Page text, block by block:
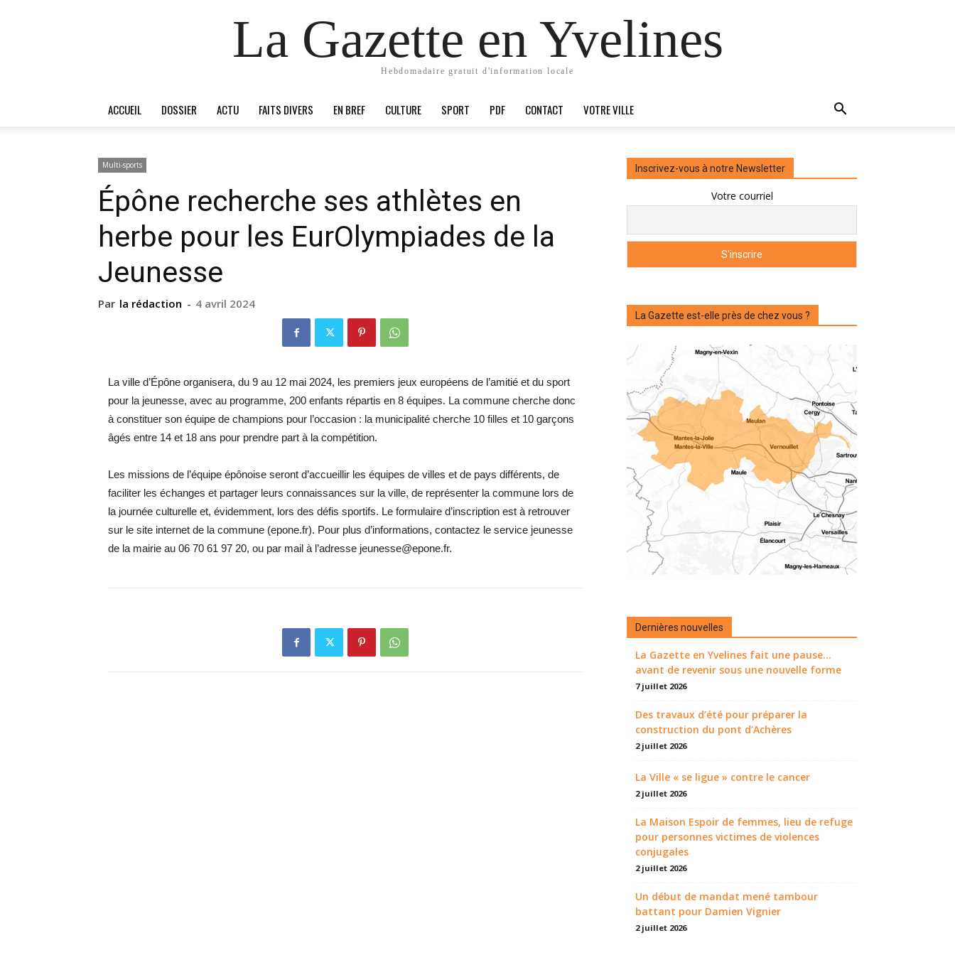
La Gazette en Yvelines
Hebdomadaire gratuit d'information locale
ACCUEIL DOSSIER ACTU FAITS DIVERS EN BREF CULTURE SPORT PDF CONTACT VOTRE VILLE
Multi-sports
Épône recherche ses athlètes en
herbe pour les EurOlympiades de la
Jeunesse
Par la rédaction - 4 avril 2024
La ville d’Épône organisera, du 9 au 12 mai 2024, les premiers jeux européens de l’amitié et du sport
pour la jeunesse, avec au programme, 200 enfants répartis en 8 équipes. La commune cherche donc
à constituer son équipe de champions pour l’occasion : la municipalité cherche 10 filles et 10 garçons
âgés entre 14 et 18 ans pour prendre part à la compétition.
Les missions de l’équipe épônoise seront d’accueillir les équipes de villes et de pays différents, de
faciliter les échanges et partager leurs connaissances sur la ville, de représenter la commune lors de
la journée culturelle et, évidemment, lors des défis sportifs. Le formulaire d’inscription est à retrouver
sur le site internet de la commune (epone.fr). Pour plus d’informations, contactez le service jeunesse
de la mairie au 06 70 61 97 20, ou par mail à l’adresse jeunesse@epone.fr.
Inscrivez-vous à notre Newsletter
Votre courriel
La Gazette est-elle près de chez vous ?
Dernières nouvelles
La Gazette en Yvelines fait une pause...
avant de revenir sous une nouvelle forme
7 juillet 2026
Des travaux d’été pour préparer la
construction du pont d’Achères
2 juillet 2026
La Ville « se ligue » contre le cancer
2 juillet 2026
La Maison Espoir de femmes, lieu de refuge
pour personnes victimes de violences
conjugales
2 juillet 2026
Un début de mandat mené tambour
battant pour Damien Vignier
2 juillet 2026